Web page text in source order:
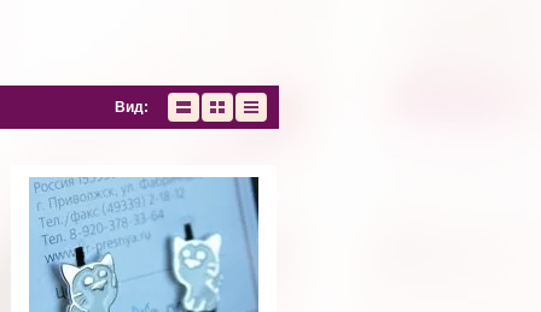
Вид: